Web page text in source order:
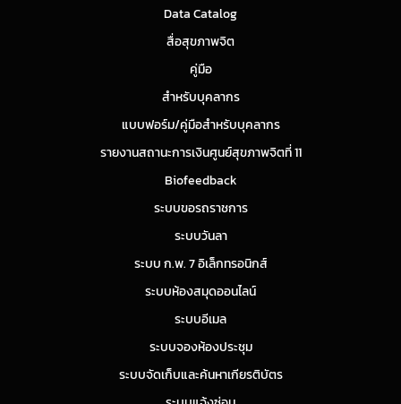
Data Catalog
สื่อสุขภาพจิต
คู่มือ
สำหรับบุคลากร
แบบฟอร์ม/คู่มือสำหรับบุคลากร
รายงานสถานะการเงินศูนย์สุขภาพจิตที่ 11
Biofeedback
ระบบขอรถราชการ
ระบบวันลา
ระบบ ก.พ. 7 อิเล็กทรอนิกส์
ระบบห้องสมุดออนไลน์
ระบบอีเมล
ระบบจองห้องประชุม
ระบบจัดเก็บและค้นหาเกียรติบัตร